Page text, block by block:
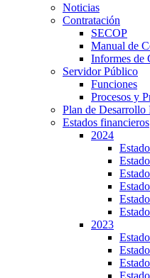
Noticias
Contratación
SECOP
Manual de
Informes de
Servidor Público
Funciones
Procesos y
Plan de Desarrollo
Estados financieros
2024
2023